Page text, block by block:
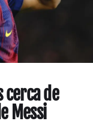
cerca de
Messi